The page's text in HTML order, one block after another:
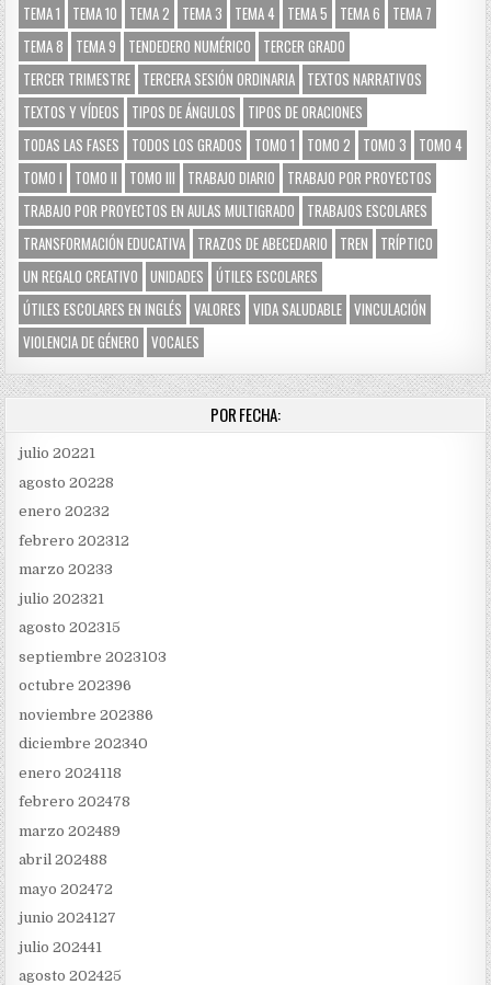
TEMA 1
TEMA 10 TEMA 2 TEMA 3 TEMA 4 TEMA 5 TEMA 6
TEMA 7
TEMA 8
TEMA 9 TENDEDERO NUMÉRICO
TERCER GRADO
TERCER TRIMESTRE TERCERA SESIÓN ORDINARIA TEXTOS NARRATIVOS
TEXTOS Y VÍDEOS
TIPOS DE ÁNGULOS
TIPOS DE ORACIONES
TODAS LAS FASES
TODOS LOS GRADOS TOMO 1 TOMO 2 TOMO 3
TOMO 4
TOMO I
TOMO II TOMO III TRABAJO DIARIO
TRABAJO POR PROYECTOS
TRABAJO POR PROYECTOS EN AULAS MULTIGRADO
TRABAJOS ESCOLARES
TRANSFORMACIÓN EDUCATIVA TRAZOS DE ABECEDARIO TREN
TRÍPTICO
UN REGALO CREATIVO
UNIDADES
ÚTILES ESCOLARES
ÚTILES ESCOLARES EN INGLÉS
VALORES VIDA SALUDABLE VINCULACIÓN
VIOLENCIA DE GÉNERO
VOCALES
POR FECHA:
julio 20221
agosto 20228
enero 20232
febrero 202312
marzo 20233
julio 202321
agosto 202315
septiembre 2023103
octubre 202396
noviembre 202386
diciembre 202340
enero 2024118
febrero 202478
marzo 202489
abril 202488
mayo 202472
junio 2024127
julio 202441
agosto 202425